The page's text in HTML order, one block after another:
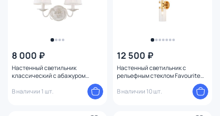
8 000 ₽
Настенный светильник
классический с абажуром
В наличии 1 шт.
12 500 ₽
Настенный светильник с
рельефным стеклом Favourite
В наличии 10 шт.